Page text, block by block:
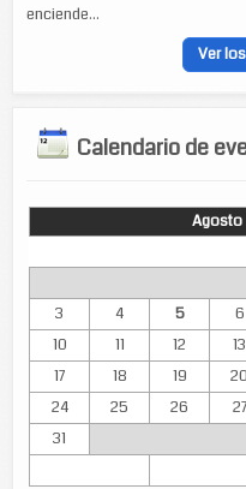
enciende...
Ver
Calendario de
3
4 5 6
10
11 12 13
17
18 19 20
24
25 26 27
31